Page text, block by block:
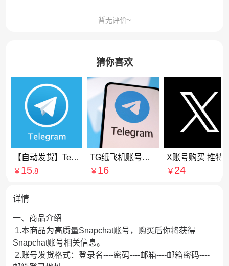
暂无评价~
猜你喜欢
【自动发货】Telegrapm纸飞机/电报账号（电脑/手机均可以登录）
￥ 15.8
TG纸飞机账号购买|Telegraph账号购买|纸飞机账号购买|电报账号购买
￥ 16
￥ 24
详情
一、商品介绍
1.本商品为高质量Snapchat账号，购买后你将获得
Snapchat账号相关信息。
2.账号发货格式：登录名----密码----邮箱----邮箱密码----